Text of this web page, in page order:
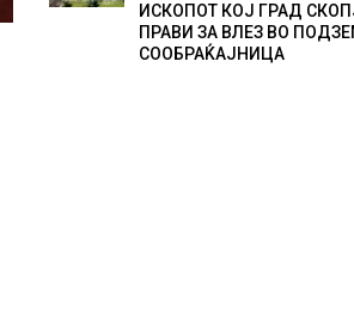
ИСКОПОТ КОЈ ГРАД
ПРАВИ ЗА ВЛЕЗ ВО
СООБРАЌАЈНИЦА